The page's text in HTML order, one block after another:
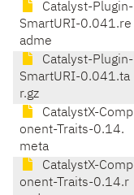
Catalyst-Plugin-
SmartURI-0.041.re
adme
Catalyst-Plugin-
SmartURI-0.041.ta
r.gz
CatalystX-Comp
onent-Traits-0.14.
meta
CatalystX-Comp
onent-Traits-0.14.r